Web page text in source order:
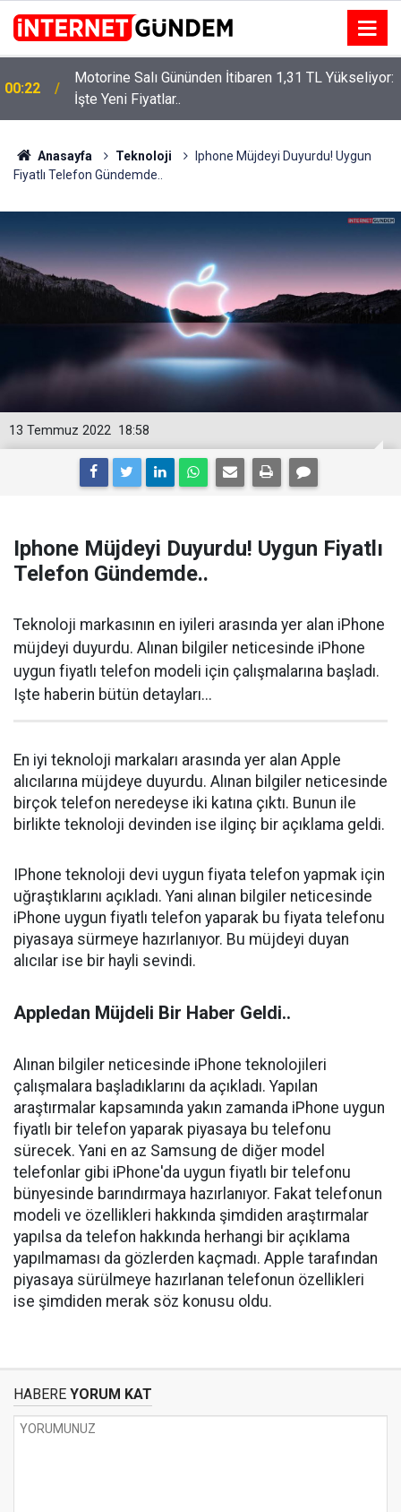
00:22
Motorine Salı Gününden İtibaren 1,31 TL Yükseliyor:
İşte Yeni Fiyatlar..
Anasayfa Teknoloji
Iphone Müjdeyi Duyurdu! Uygun
Fiyatlı Telefon Gündemde..
18:58
13 Temmuz 2022
Iphone Müjdeyi Duyurdu! Uygun Fiyatlı
Telefon Gündemde..
Teknoloji markasının en iyileri arasında yer alan iPhone
müjdeyi duyurdu. Alınan bilgiler neticesinde iPhone
uygun fiyatlı telefon modeli için çalışmalarına başladı.
Işte haberin bütün detayları...
En iyi teknoloji markaları arasında yer alan Apple
alıcılarına müjdeye duyurdu. Alınan bilgiler neticesinde
birçok telefon neredeyse iki katına çıktı. Bunun ile
birlikte teknoloji devinden ise ilginç bir açıklama geldi.
IPhone teknoloji devi uygun fiyata telefon yapmak için
uğraştıklarını açıkladı. Yani alınan bilgiler neticesinde
iPhone uygun fiyatlı telefon yaparak bu fiyata telefonu
piyasaya sürmeye hazırlanıyor. Bu müjdeyi duyan
alıcılar ise bir hayli sevindi.
Appledan Müjdeli Bir Haber Geldi..
Alınan bilgiler neticesinde iPhone teknolojileri
çalışmalara başladıklarını da açıkladı. Yapılan
araştırmalar kapsamında yakın zamanda iPhone uygun
fiyatlı bir telefon yaparak piyasaya bu telefonu
sürecek. Yani en az Samsung de diğer model
telefonlar gibi iPhone'da uygun fiyatlı bir telefonu
bünyesinde barındırmaya hazırlanıyor. Fakat telefonun
modeli ve özellikleri hakkında şimdiden araştırmalar
yapılsa da telefon hakkında herhangi bir açıklama
yapılmaması da gözlerden kaçmadı. Apple tarafından
piyasaya sürülmeye hazırlanan telefonun özellikleri
ise şimdiden merak söz konusu oldu.
HABERE YORUM KAT